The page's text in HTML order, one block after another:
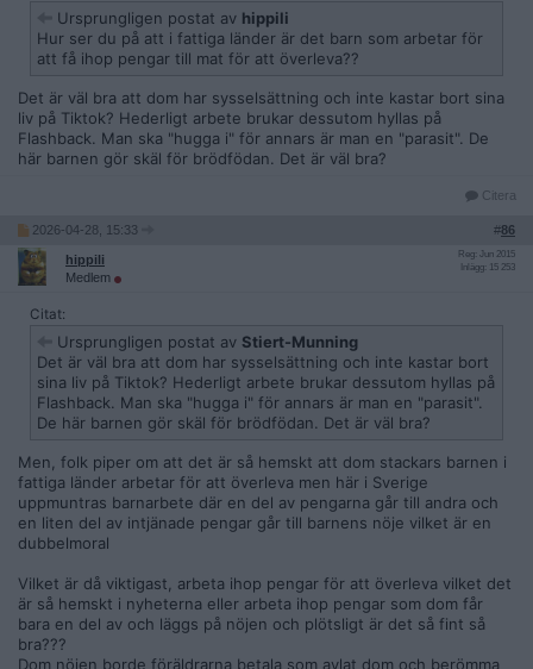
Ursprungligen postat av hippili
Hur ser du på att i fattiga länder är det barn som arbetar för
att få ihop pengar till mat för att överleva??
Det är väl bra att dom har sysselsättning och inte kastar bort sina
liv på Tiktok? Hederligt arbete brukar dessutom hyllas på
Flashback. Man ska "hugga i" för annars är man en "parasit". De
här barnen gör skäl för brödfödan. Det är väl bra?
Citera
2026-04-28, 15:33 #86
hippili
Medlem
Reg: Jun 2015
Inlägg: 15 253
Citat:
Ursprungligen postat av Stiert-Munning
Det är väl bra att dom har sysselsättning och inte kastar bort
sina liv på Tiktok? Hederligt arbete brukar dessutom hyllas på
Flashback. Man ska "hugga i" för annars är man en "parasit".
De här barnen gör skäl för brödfödan. Det är väl bra?
Men, folk piper om att det är så hemskt att dom stackars barnen i
fattiga länder arbetar för att överleva men här i Sverige
uppmuntras barnarbete där en del av pengarna går till andra och
en liten del av intjänade pengar går till barnens nöje vilket är en
dubbelmoral
Vilket är då viktigast, arbeta ihop pengar för att överleva vilket det
är så hemskt i nyheterna eller arbeta ihop pengar som dom får
bara en del av och läggs på nöjen och plötsligt är det så fint så
bra???
Dom nöjen borde föräldrarna betala som avlat dom och berömma